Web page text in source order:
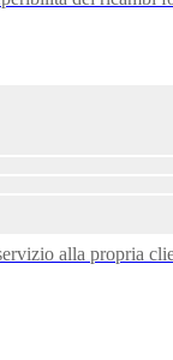
alla propria